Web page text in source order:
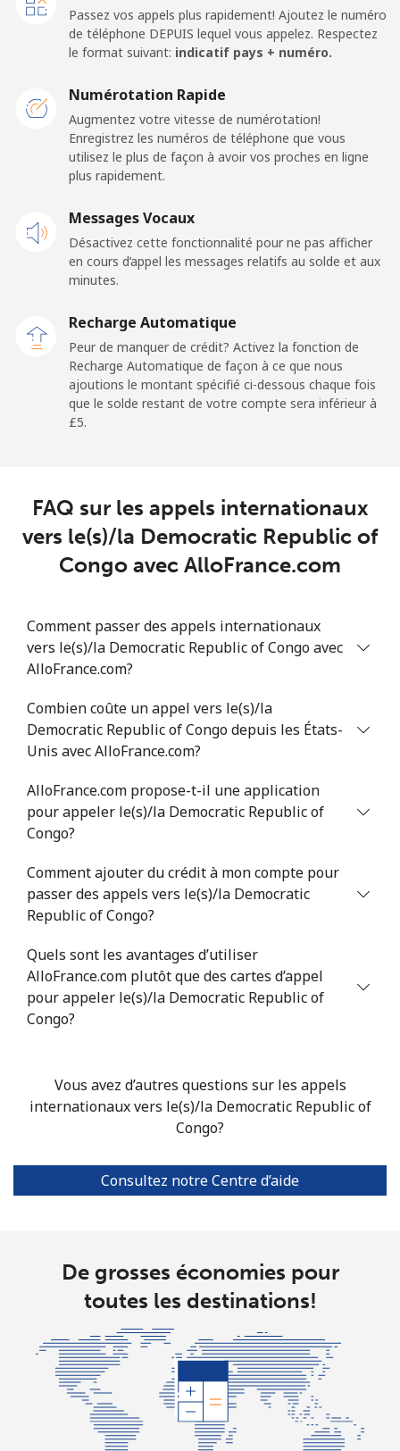
Ligne fixe
⁦33.9p⁩ 14 min pour ⁦£5⁩
Dominica
Ligne fixe ⁦24.5p⁩ 20 min pour ⁦£5⁩
⁦25.9p⁩
Dominican Republic
Ligne fixe
Mobile ⁦12.5p⁩ 40 min pour ⁦£5⁩ ⁦11p⁩
Passez vos appels plus rapidement! Ajoutez le numéro
de téléphone DEPUIS lequel vous appelez. Respectez
le format suivant: indicatif pays + numéro.
Numérotation Rapide
Augmentez votre vitesse de numérotation!
Enregistrez les numéros de téléphone que vous
utilisez le plus de façon à avoir vos proches en ligne
plus rapidement.
Messages Vocaux
Désactivez cette fonctionnalité pour ne pas afficher
en cours d’appel les messages relatifs au solde et aux
minutes.
Recharge Automatique
Peur de manquer de crédit? Activez la fonction de
Recharge Automatique de façon à ce que nous
ajoutions le montant spécifié ci-dessous chaque fois
que le solde restant de votre compte sera inférieur à
⁦£5⁩.
FAQ sur les appels internationaux
vers le(s)/la Democratic Republic of
Congo avec AlloFrance.com
Comment passer des appels internationaux
vers le(s)/la Democratic Republic of Congo avec
AlloFrance.com?
Combien coûte un appel vers le(s)/la
Democratic Republic of Congo depuis les États-
Unis avec AlloFrance.com?
AlloFrance.com propose-t-il une application
pour appeler le(s)/la Democratic Republic of
Congo?
Comment ajouter du crédit à mon compte pour
passer des appels vers le(s)/la Democratic
Republic of Congo?
Quels sont les avantages d’utiliser
AlloFrance.com plutôt que des cartes d’appel
pour appeler le(s)/la Democratic Republic of
Congo?
Vous avez d’autres questions sur les appels
internationaux vers le(s)/la Democratic Republic of
Congo?
Consultez notre Centre d’aide
De grosses économies pour
toutes les destinations!